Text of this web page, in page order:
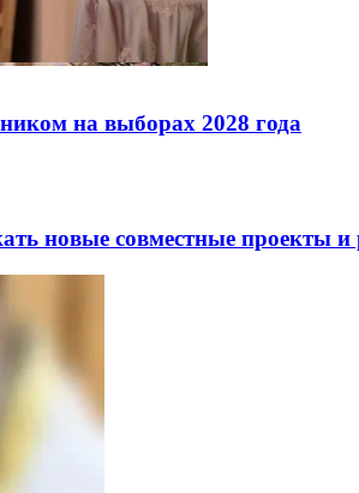
на выборах 2028 года
новые совместные проекты и